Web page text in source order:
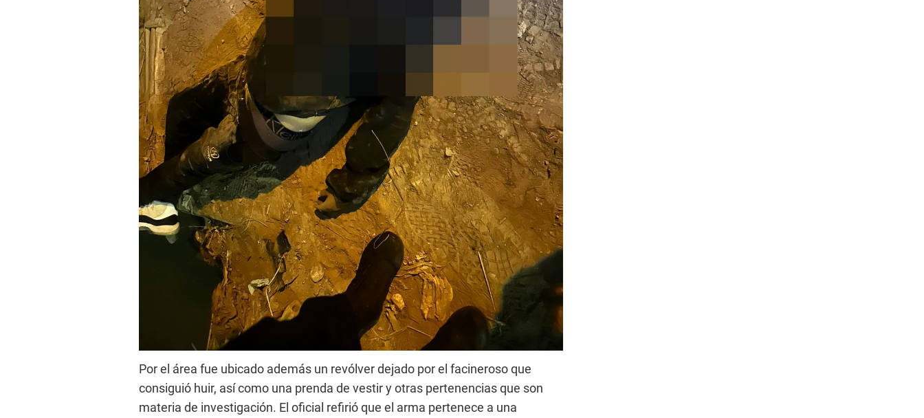
Por el área fue ubicado además un revólver dejado por el facineroso que
consiguió huir, así como una prenda de vestir y otras pertenencias que son
materia de investigación. El oficial refirió que el arma pertenece a una